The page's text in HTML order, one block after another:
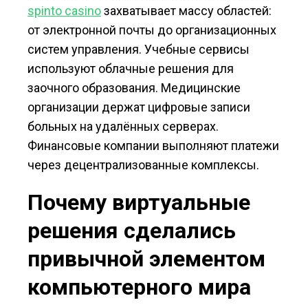
spinto casinoзахватывает массу областей:
от электронной почты до организационных
систем управления. Учебные сервисы
используют облачные решения для
заочного образования. Медицинские
организации держат цифровые записи
больных на удалённых серверах.
Финансовые компании выполняют платежи
через децентрализованные комплексы.
Почему виртуальные
решения сделались
привычной элементом
компьютерного мира